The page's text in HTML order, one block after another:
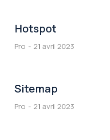
Hotspot
Pro 21 avril 2023
Sitemap
Pro 21 avril 2023